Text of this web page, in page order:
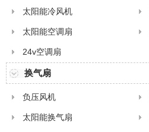
太阳能冷风机
太阳能空调扇
24v空调扇
换气扇
负压风机
太阳能换气扇